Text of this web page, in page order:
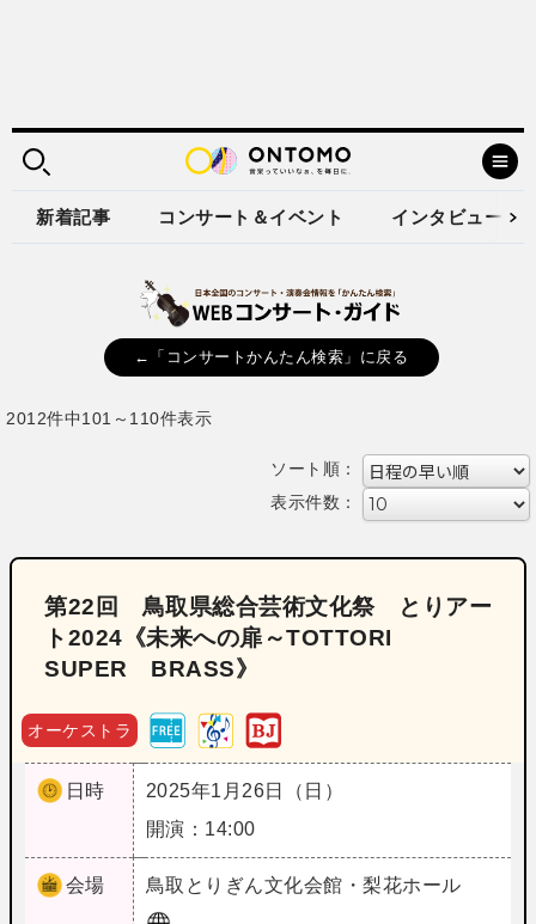
新着記事 コンサート＆イベント インタビュー
←「コンサートかんたん検索」に戻る
2012件中101～110件表示
ソート順：
表示件数：
第22回 鳥取県総合芸術文化祭 とりアー
ト2024《未来への扉～TOTTORI
SUPER BRASS》
オーケストラ
日時
2025年1月26日（日）
開演：14:00
会場 鳥取 とりぎん文化会館・梨花ホール